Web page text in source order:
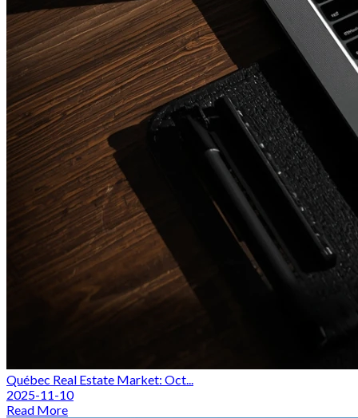
Québec Real Estate Market: Oct...
2025-11-10
Read More